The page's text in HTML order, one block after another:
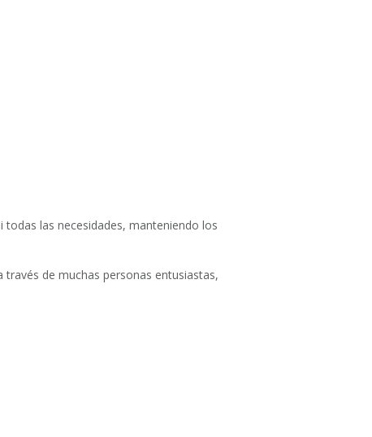
las necesidades, manteniendo los
de muchas personas entusiastas,